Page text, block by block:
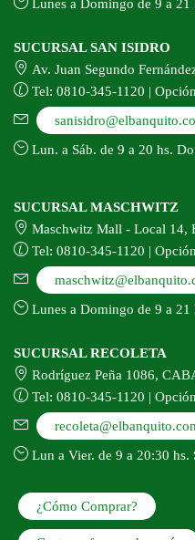
Lunes a Domingo de 9 a 21
SUCURSAL SAN ISIDRO
Av. Juan Segundo
Tel: 0810-345-1120 |
Lun. a Sáb. de 9 a 20 hs.
SUCURSAL MASCHWITZ
Maschwitz Mall - Local 14,
Tel: 0810-345-1120 |
Lunes a Domingo de 9 a 21
SUCURSAL RECOLETA
Rodríguez Peña 1086,
Tel: 0810-345-1120 |
Lun a Vier. de 9 a 20:30 hs.
¿Cómo Comprar?